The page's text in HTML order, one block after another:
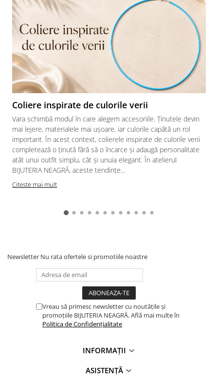
Coliere inspirate de culorile verii
Vara schimbă modul în care alegem accesoriile. Ținutele devin
mai lejere, materialele mai ușoare, iar culorile capătă un rol
important. În acest context, colierele inspirate de culorile verii
completează o ținută fără să o încarce și adaugă personalitate
atât unui outfit simplu, cât și unuia elegant. În atelierul
BIJUTERIA NEAGRĂ, aceste tendințe...
Citeste mai mult
Newsletter Nu rata ofertele si promotiile noastre
Vreau să primesc newsletter cu noutățile și
promoțiile BIJUTERIA NEAGRĂ. Află mai multe în
Politica de Confidențialitate
INFORMAȚII
ASISTENȚĂ